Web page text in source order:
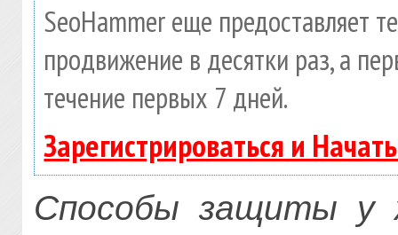
SeoHammer еще предоставляет
продвижение в десятки раз, а
течение первых 7 дней.
Зарегистрироваться и
Способы защиты у